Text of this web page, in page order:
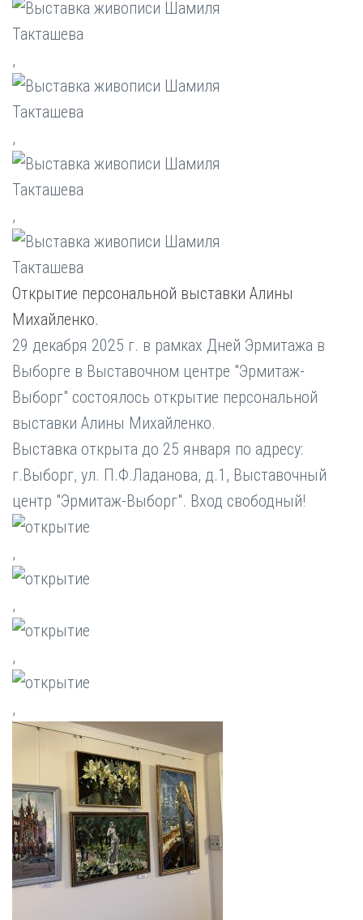
,
,
,
Открытие персональной выставки Алины
Михайленко.
29 декабря 2025 г. в рамках Дней Эрмитажа в
Выборге в Выставочном центре "Эрмитаж-
Выборг" состоялось открытие персональной
выставки Алины Михайленко.
Выставка открыта до 25 января по адресу:
г.Выборг, ул. П.Ф.Ладанова, д.1, Выставочный
центр "Эрмитаж-Выборг". Вход свободный!
,
,
,
,